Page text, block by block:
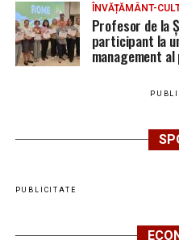
ÎNVĂȚĂMÂNT-
Profesor de la
participant la
management
PUBLICITATE